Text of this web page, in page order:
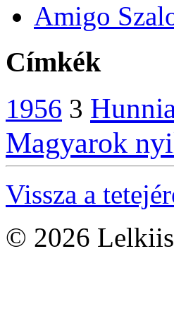
Amigo
Címkék
1956 3
Magyarok
Vissza a
© 2026